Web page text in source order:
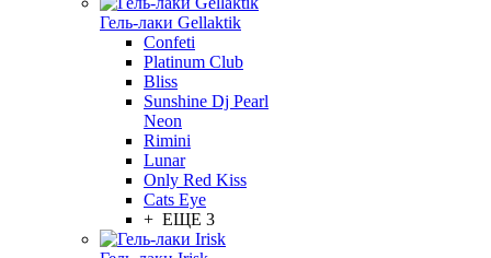
Гель-лаки Gellaktik
Confeti
Platinum Club
Bliss
Sunshine Dj Pearl
Neon
Rimini
Lunar
Only Red Kiss
Cats Eye
+ ЕЩЕ 3